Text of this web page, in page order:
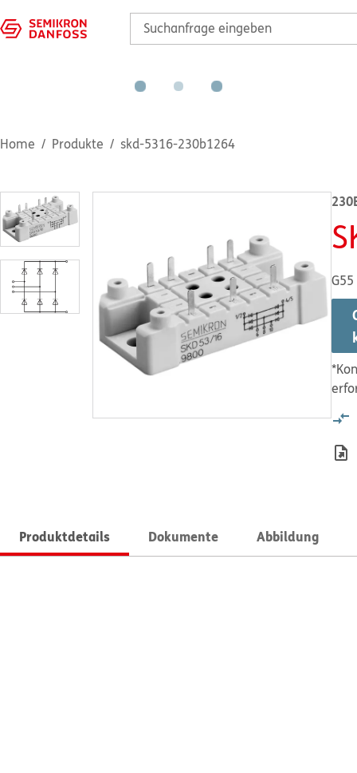
Home Produkte skd-5316-230b1264
G55
Produktdetails Dokumente Abbildung